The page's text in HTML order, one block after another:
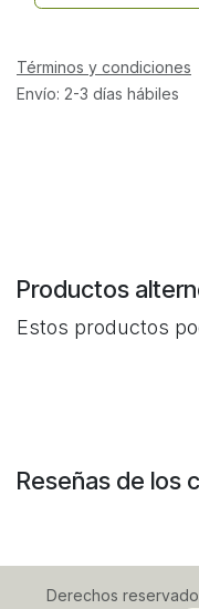
Términos y condiciones
Envío: 2-3 días hábiles
Productos
Estos productos
Reseñas de los
Derechos